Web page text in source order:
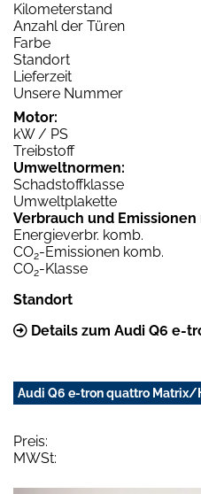
Kilometerstand
Anzahl der Türen
Farbe
Standort
Lieferzeit
Unsere Nummer
Motor:
kW / PS
Treibstoff
Umweltnormen:
Schadstoffklasse
Umweltplakette
Verbrauch und Emissionen
Energieverbr. komb.
CO2-Emissionen komb.
CO2-Klasse
Standort
Details zum Audi Q6 e-
Audi Q6 e-tron quattro
Preis:
MWSt: